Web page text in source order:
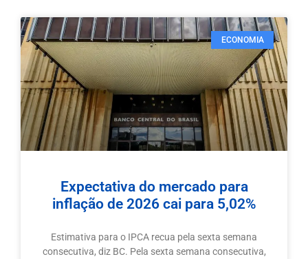
ECONOMIA
Expectativa do mercado para
inflação de 2026 cai para 5,02%
Estimativa para o IPCA recua pela sexta semana
consecutiva, diz BC. Pela sexta semana consecutiva,